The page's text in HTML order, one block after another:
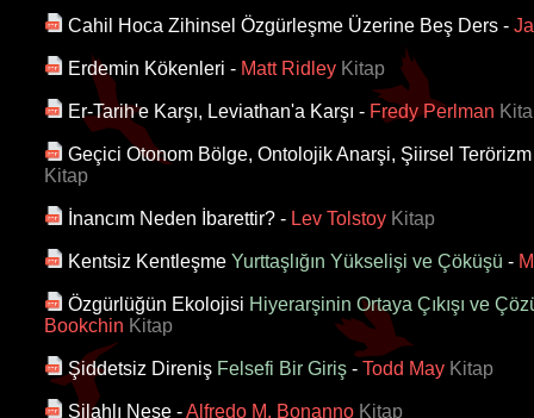
Cahil Hoca Zihinsel Özgürleşme Üzerine Beş Ders -
Erdemin Kökenleri - Matt Ridley Kitap
Er-Tarih'e Karşı, Leviathan'a Karşı - Fredy Perlman
Geçici Otonom Bölge, Ontolojik Anarşi, Şiirsel Terörizm
Kitap
İnancım Neden İbarettir? - Lev Tolstoy Kitap
Kentsiz Kentleşme Yurttaşlığın Yükselişi ve Çöküşü -
Özgürlüğün Ekolojisi Hiyerarşinin Ortaya Çıkışı ve
Bookchin Kitap
Şiddetsiz Direniş Felsefi Bir Giriş - Todd May Kitap
Silahlı Neşe -Alfredo M. Bonanno Kitap